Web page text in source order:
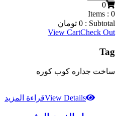
0
Items : 0
Subtotal :
0 تومان
View CartCheck Out
Tag
ساخت جداره کوب کوره
View Detailsقراءة المزيد